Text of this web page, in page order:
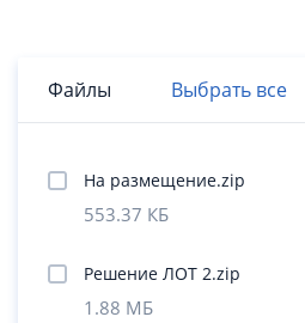
Файлы Выбрать все
На размещение.zip
553.37 КБ
Решение ЛОТ 2.zip
1.88 МБ